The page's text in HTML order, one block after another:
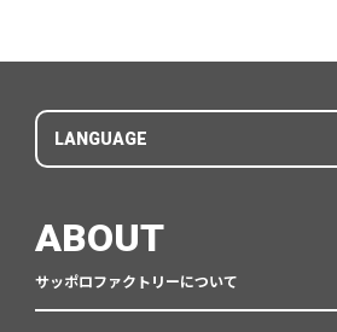
LANGUAGE
ABOUT
サッポロファクトリーについて